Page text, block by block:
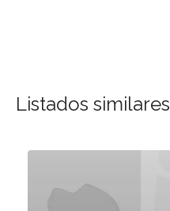
Listados similares